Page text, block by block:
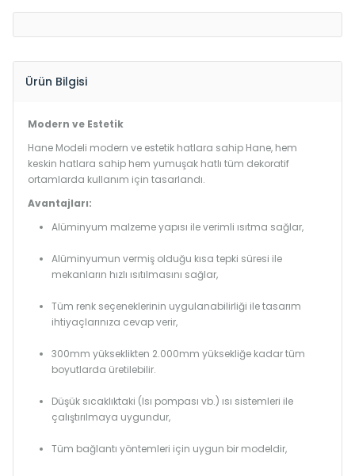
Ürün Bilgisi
Modern ve Estetik
Hane Modeli modern ve estetik hatlara sahip Hane, hem
keskin hatlara sahip hem yumuşak hatlı tüm dekoratif
ortamlarda kullanım için tasarlandı.
Avantajları:
Alüminyum malzeme yapısı ile verimli ısıtma sağlar,
Alüminyumun vermiş olduğu kısa tepki süresi ile
mekanların hızlı ısıtılmasını sağlar,
Tüm renk seçeneklerinin uygulanabilirliği ile tasarım
ihtiyaçlarınıza cevap verir,
300mm yükseklikten 2.000mm yüksekliğe kadar tüm
boyutlarda üretilebilir.
Düşük sıcaklıktaki (Isı pompası vb.) ısı sistemleri ile
çalıştırılmaya uygundur,
Tüm bağlantı yöntemleri için uygun bir modeldir,